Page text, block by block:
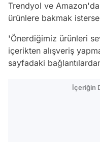
Trendyol ve
ürünlere bakmak
'Önerdiğimiz ürünleri
içerikten alışveriş
sayfadaki
İçeriğin